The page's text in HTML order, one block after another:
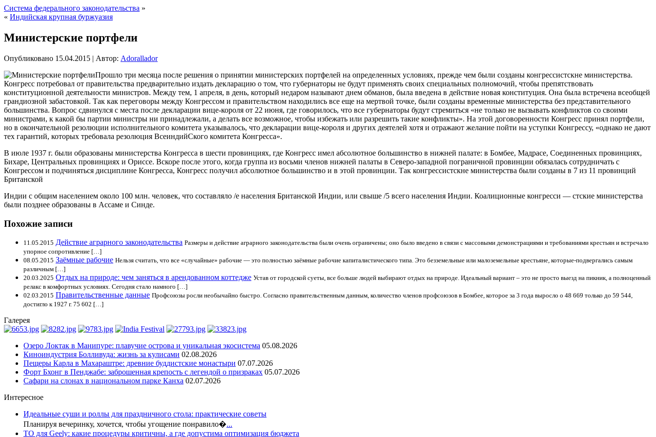
Система федерального законодательства »
« Индийская крупная буржуазия
Министерские портфели
Опубликовано 15.04.2015 | Автор: Adorallador
Прошло три месяца после решения о принятии министерских портфелей на определенных условиях, прежде чем были созданы конгрессистскне министерства.
Конгресс потребовал от правительства предварительно издать декларацию о том, что губернаторы не будут применять своих специальных полномочий, чтобы препятствовать
конституционной деятельности министров. Между тем, 1 апреля, в день, который недаром называют днем обманов, была введена в действие новая конституция. Она была встречена всеобщей
грандиозной забастовкой. Так как переговоры между Конгрессом и правительством находились все еще на мертвой точке, были созданы временные министерства без представительного
большинства. Вопрос сдвинулся с места после декларации вице-короля от 22 июня, где говорилось, что все губернаторы будут стремиться «не только не вызывать конфликтов со своими
министрами, к какой бы партии министры ни принадлежали, а делать все возможное, чтобы избежать или разрешить такие конфликты». На этой договоренности Конгресс принял портфели,
но в окончательной резолюции исполнительного комитета указывалось, что декларации вице-короля и других деятелей хотя и отражают желание пойти на уступки Конгрессу, «однако не дают
тех гарантий, которых требовала резолюция ВсеиндийСкого комитета Конгресса».
В июле 1937 г. были образованы министерства Конгресса в шести провинциях, где Конгресс имел абсолютное большинство в нижней палате: в Бомбее, Мадрасе, Соединенных провинциях,
Бихаре, Центральных провинциях и Ориссе. Вскоре после этого, когда группа из восьми членов нижней палаты в Северо-западной пограничной провинции обязалась сотрудничать с
Конгрессом и подчиняться дисциплине Конгресса, Конгресс получил абсолютное большинство и в этой провинции. Так конгрессистскне министерства были созданы в 7 из 11 провинций
Британской
Индии с общим населением около 100 млн. человек, что составляло /е населения Британской Индии, или свыше /5 всего населения Индии. Коалиционные конгресси — стские министерства
были позднее образованы в Ассаме и Синде.
Похожие записи
11.05.2015 Действие аграрного законодательства Размеры и действие аграрного законодательства были очень ограничены; оно было введено в связи с массовыми демонстрациями и требованиями крестьян и встречало
упорное сопротивление […]
08.05.2015 Заёмные рабочие Нельзя считать, что все «случайные» рабочие — это полностью заёмные рабочие капиталистического типа. Это безземельные или малоземельные крестьяне, которые-подвергались самым
различным […]
20.03.2025 Отдых на природе: чем заняться в арендованном коттедже Устав от городской суеты, все больше людей выбирают отдых на природе. Идеальный вариант – это не просто выезд на пикник, а полноценный
релакс в комфортных условиях. Сегодня стало намного […]
02.03.2015 Правительственные данные Профсоюзы росли необычайно быстро. Согласно правительственным данным, количество членов профсоюзов в Бомбее, которое за 3 года выросло о 48 669 только до 59 544,
достигло к 1927 г. 75 602 […]
Галерея
Озеро Локтак в Манипуре: плавучие острова и уникальная экосистема 05.08.2026
Киноиндустрия Болливуда: жизнь за кулисами 02.08.2026
Пещеры Карла в Махараштре: древние буддистские монастыри 07.07.2026
Форт Бхонг в Пенджабе: заброшенная крепость с легендой о призраках 05.07.2026
Сафари на слонах в национальном парке Канха 02.07.2026
Интересное
Идеальные суши и роллы для праздничного стола: практические советы
Планируя вечеринку, хочется, чтобы угощение понравило�...
ТО для Geely: какие процедуры критичны, а где допустима оптимизация бюджета